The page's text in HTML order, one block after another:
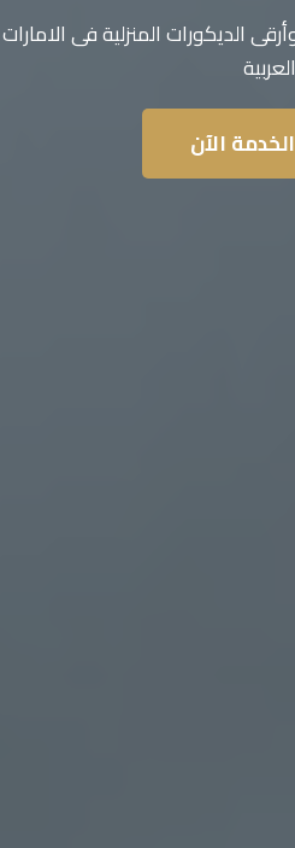
الديكورات المنزلية فى الامارات
العربية
الآن